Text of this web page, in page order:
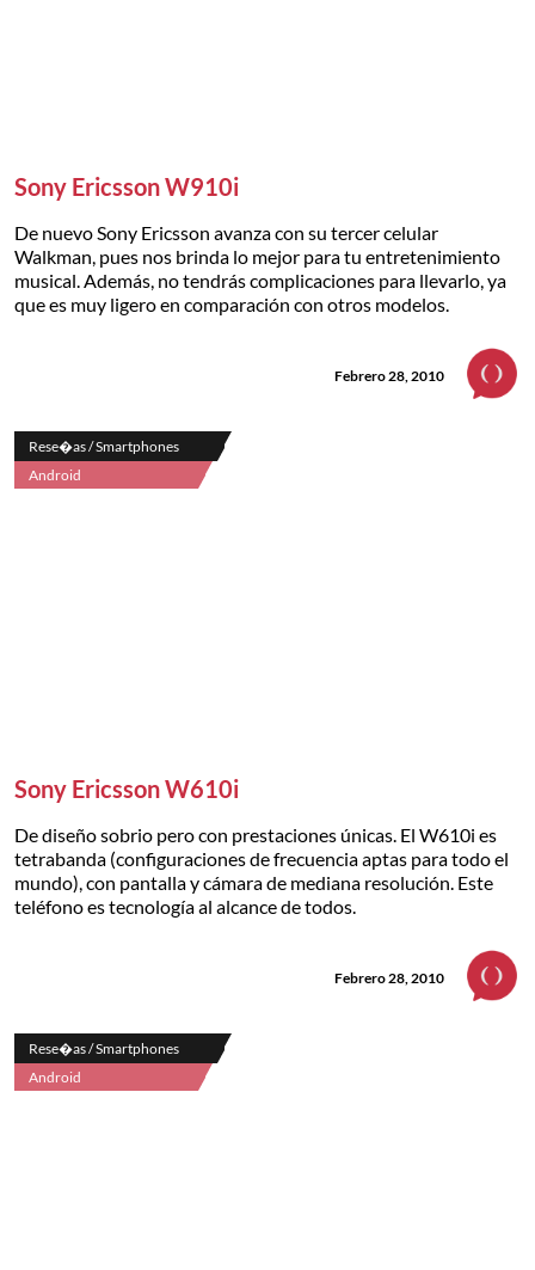
Sony Ericsson W910i
De nuevo Sony Ericsson avanza con su tercer celular
Walkman, pues nos brinda lo mejor para tu entretenimiento
musical. Además, no tendrás complicaciones para llevarlo, ya
que es muy ligero en comparación con otros modelos.
Febrero 28, 2010
Rese�as / Smartphones
Android
Sony Ericsson W610i
De diseño sobrio pero con prestaciones únicas. El W610i es
tetrabanda (configuraciones de frecuencia aptas para todo el
mundo), con pantalla y cámara de mediana resolución. Este
teléfono es tecnología al alcance de todos.
Febrero 28, 2010
Rese�as / Smartphones
Android